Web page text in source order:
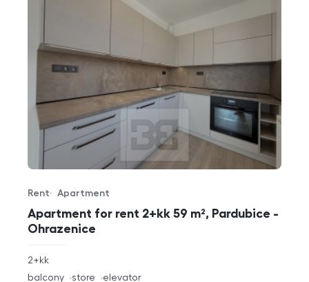
Apartment for rent 2+kk 59 m², Pardubice -
Ohrazenice
Offer type
Rent
Property type
Apartment
rozměry
disposition
2+kk
funkce
balcony store elevator